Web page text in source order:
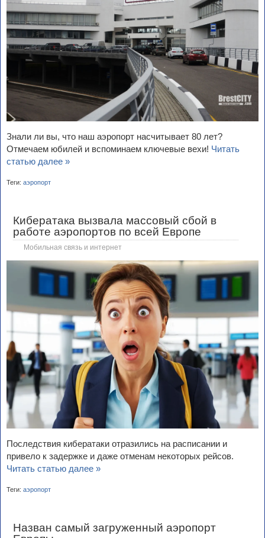
Знали ли вы, что наш аэропорт насчитывает 80 лет?
Отмечаем юбилей и вспоминаем ключевые вехи! Читать
статью далее »
Теги: аэропорт
Кибератака вызвала массовый сбой в
работе аэропортов по всей Европе
Мобильная связь и интернет
Последствия кибератаки отразились на расписании и
привело к задержке и даже отменам некоторых рейсов.
Читать статью далее »
Теги: аэропорт
Назван самый загруженный аэропорт